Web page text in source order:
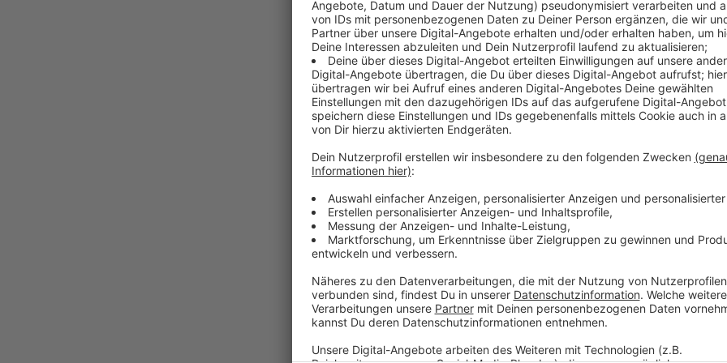
Anzeige
Jogi Löw ist der schönste Bundestrainer aller
werden und noch dreimal hin und zurück. Quasi im
"Fashion's -Eleven" geformt.
Selbstverständlich immer dabei: Sein Handy, mit
Sprachnachricht von seinen Erlebnissen berichtet.
Eben Jogis Sprachnachricht, die Fußball-Comedy.
Anzeige
Jogis Sprachnachricht "Finale